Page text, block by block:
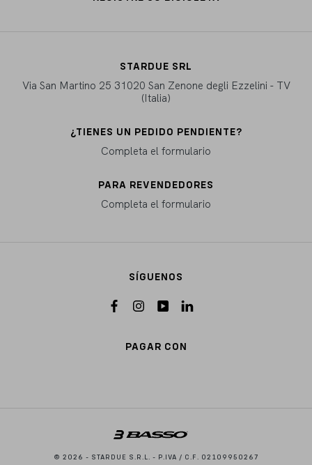
STARDUE SRL
Via San Martino 25 31020 San Zenone degli Ezzelini - TV
(Italia)
¿TIENES UN PEDIDO PENDIENTE?
Completa el formulario
PARA REVENDEDORES
Completa el formulario
SÍGUENOS
PAGAR CON
© 2026 - STARDUE S.R.L. - P.IVA / C.F. 02109950267